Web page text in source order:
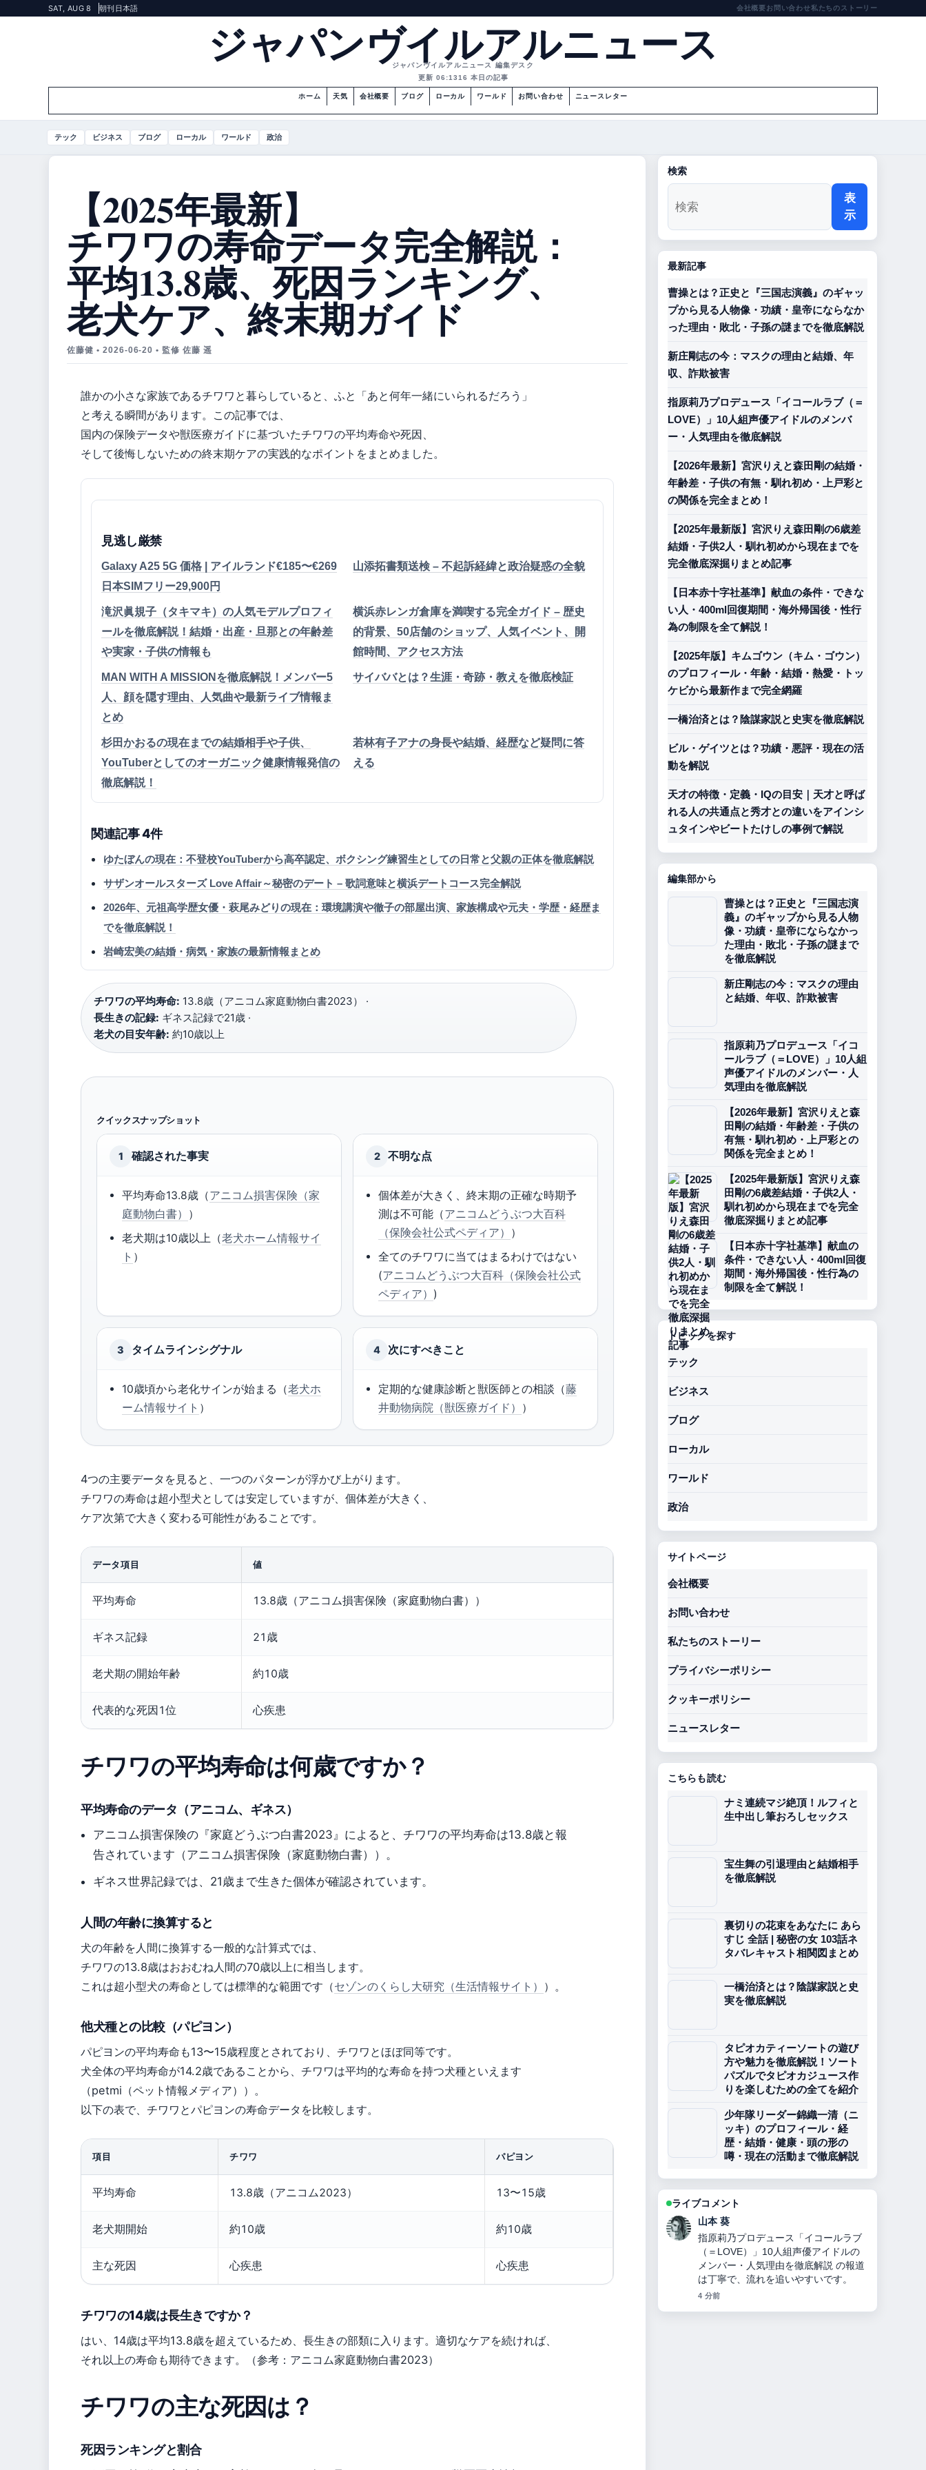
SAT, AUG 8 朝刊 日本語 会社概要お問い合わせ私たちのストーリー
ジャパンヴイルアルニュース
ジャパンヴイルアルニュース 編集デスク
更新 06:1316 本日の記事
ホーム 天気 会社概要 ブログ ローカル ワールド お問い合わせ ニュースレター
テック ビジネス ブログ ローカル ワールド 政治
【2025年最新】
チワワの寿命データ完全解説：
平均13.8歳、死因ランキング、
老犬ケア、終末期ガイド
佐藤健 • 2026-06-20 • 監修 佐藤 遥
誰かの小さな家族であるチワワと暮らしていると、ふと「あと何年一緒にいられるだろう」
と考える瞬間があります。この記事では、
国内の保険データや獣医療ガイドに基づいたチワワの平均寿命や死因、
そして後悔しないための終末期ケアの実践的なポイントをまとめました。
見逃し厳禁
Galaxy A25 5G 価格 | アイルランド€185〜€269
日本SIMフリー29,900円
山添拓書類送検 – 不起訴経緯と政治疑惑の全貌
滝沢眞規子（タキマキ）の人気モデルプロフィ
ールを徹底解説！結婚・出産・旦那との年齢差
や実家・子供の情報も
横浜赤レンガ倉庫を満喫する完全ガイド – 歴史
的背景、50店舗のショップ、人気イベント、開
館時間、アクセス方法
MAN WITH A MISSIONを徹底解説！メンバー5
人、顔を隠す理由、人気曲や最新ライブ情報ま
とめ
サイババとは？生涯・奇跡・教えを徹底検証
杉田かおるの現在までの結婚相手や子供、
YouTuberとしてのオーガニック健康情報発信の
徹底解説！
若林有子アナの身長や結婚、経歴など疑問に答
える
関連記事 4件
ゆたぼんの現在：不登校YouTuberから高卒認定、ボクシング練習生としての日常と父親の正体を徹底解説
サザンオールスターズ Love Affair～秘密のデート – 歌詞意味と横浜デートコース完全解説
2026年、元祖高学歴女優・萩尾みどりの現在：環境講演や徹子の部屋出演、家族構成や元夫・学歴・経歴ま
でを徹底解説！
岩崎宏美の結婚・病気・家族の最新情報まとめ
チワワの平均寿命: 13.8歳（アニコム家庭動物白書2023） ·
長生きの記録: ギネス記録で21歳 ·
老犬の目安年齢: 約10歳以上
クイックスナップショット
1 確認された事実
平均寿命13.8歳（アニコム損害保険（家
庭動物白書） ）
老犬期は10歳以上（老犬ホーム情報サイ
ト ）
2 不明な点
個体差が大きく、終末期の正確な時期予
測は不可能（アニコムどうぶつ大百科
（保険会社公式ペディア） ）
全てのチワワに当てはまるわけではない
(アニコムどうぶつ大百科（保険会社公式
ペディア） )
3 タイムラインシグナル
10歳頃から老化サインが始まる（老犬ホ
ーム情報サイト ）
4 次にすべきこと
定期的な健康診断と獣医師との相談（藤
井動物病院（獣医療ガイド） ）
4つの主要データを見ると、一つのパターンが浮かび上がります。
チワワの寿命は超小型犬としては安定していますが、個体差が大きく、
ケア次第で大きく変わる可能性があることです。
データ項目 値
平均寿命 13.8歳（アニコム損害保険（家庭動物白書））
ギネス記録 21歳
老犬期の開始年齢 約10歳
代表的な死因1位 心疾患
チワワの平均寿命は何歳ですか？
平均寿命のデータ（アニコム、ギネス）
アニコム損害保険の『家庭どうぶつ白書2023』によると、チワワの平均寿命は13.8歳と報
告されています（アニコム損害保険（家庭動物白書））。
ギネス世界記録では、21歳まで生きた個体が確認されています。
人間の年齢に換算すると
犬の年齢を人間に換算する一般的な計算式では、
チワワの13.8歳はおおむね人間の70歳以上に相当します。
これは超小型犬の寿命としては標準的な範囲です（セゾンのくらし大研究（生活情報サイト） ）。
他犬種との比較（パピヨン）
パピヨンの平均寿命も13〜15歳程度とされており、チワワとほぼ同等です。
犬全体の平均寿命が14.2歳であることから、チワワは平均的な寿命を持つ犬種といえます
（petmi（ペット情報メディア））。
以下の表で、チワワとパピヨンの寿命データを比較します。
項目 チワワ パピヨン
平均寿命 13.8歳（アニコム2023） 13〜15歳
老犬期開始 約10歳 約10歳
主な死因 心疾患 心疾患
チワワの14歳は長生きですか？
はい、14歳は平均13.8歳を超えているため、長生きの部類に入ります。適切なケアを続ければ、
それ以上の寿命も期待できます。（参考：アニコム家庭動物白書2023）
チワワの主な死因は？
死因ランキングと割合
検索
表
示
最新記事
曹操とは？正史と『三国志演義』のギャッ
プから見る人物像・功績・皇帝にならなか
った理由・敗北・子孫の謎までを徹底解説
新庄剛志の今：マスクの理由と結婚、年
収、詐欺被害
指原莉乃プロデュース「イコールラブ（＝
LOVE）」10人組声優アイドルのメンバ
ー・人気理由を徹底解説
【2026年最新】宮沢りえと森田剛の結婚・
年齢差・子供の有無・馴れ初め・上戸彩と
の関係を完全まとめ！
【2025年最新版】宮沢りえ森田剛の6歳差
結婚・子供2人・馴れ初めから現在までを
完全徹底深掘りまとめ記事
【日本赤十字社基準】献血の条件・できな
い人・400ml回復期間・海外帰国後・性行
為の制限を全て解説！
【2025年版】キムゴウン（キム・ゴウン）
のプロフィール・年齢・結婚・熱愛・トッ
ケビから最新作まで完全網羅
一橋治済とは？陰謀家説と史実を徹底解説
ビル・ゲイツとは？功績・悪評・現在の活
動を解説
天才の特徴・定義・IQの目安｜天才と呼ば
れる人の共通点と秀才との違いをアインシ
ュタインやビートたけしの事例で解説
編集部から
曹操とは？正史と『三国志演
義』のギャップから見る人物
像・功績・皇帝にならなかっ
た理由・敗北・子孫の謎まで
を徹底解説
新庄剛志の今：マスクの理由
と結婚、年収、詐欺被害
指原莉乃プロデュース「イコ
ールラブ（＝LOVE）」10人組
声優アイドルのメンバー・人
気理由を徹底解説
【2026年最新】宮沢りえと森
田剛の結婚・年齢差・子供の
有無・馴れ初め・上戸彩との
関係を完全まとめ！
【2025年最新版】宮沢りえ森
田剛の6歳差結婚・子供2人・
馴れ初めから現在までを完全
徹底深掘りまとめ記事
【日本赤十字社基準】献血の
条件・できない人・400ml回復
期間・海外帰国後・性行為の
制限を全て解説！
トピックを探す
テック
ビジネス
ブログ
ローカル
ワールド
政治
サイトページ
会社概要
お問い合わせ
私たちのストーリー
プライバシーポリシー
クッキーポリシー
ニュースレター
こちらも読む
ナミ連続マジ絶頂！ルフィと
生中出し筆おろしセックス
宝生舞の引退理由と結婚相手
を徹底解説
裏切りの花束をあなたに あら
すじ 全話 | 秘密の女 103話ネ
タバレキャスト相関図まとめ
一橋治済とは？陰謀家説と史
実を徹底解説
タピオカティーソートの遊び
方や魅力を徹底解説！ソート
パズルでタピオカジュース作
りを楽しむための全てを紹介
少年隊リーダー錦織一清（ニ
ッキ）のプロフィール・経
歴・結婚・健康・頭の形の
噂・現在の活動まで徹底解説
ライブコメント
加藤 海斗
曹操とは？正史と『三国志演義』のギ
ャップから見る人物像・功績・皇帝に
ならなかった理由・敗北・子孫の謎ま
でを徹底解説 周辺の検証がしっかりし
ていて安心感があります。